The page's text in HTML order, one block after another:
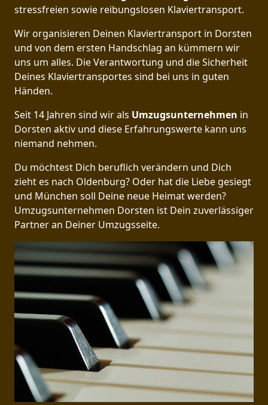
stressfreien sowie reibungslosen Klaviertransport.
Wir organisieren Deinen Klaviertransport in Dorsten
und von dem ersten Handschlag an kümmern wir
uns um alles. Die Verantwortung und die Sicherheit
Deines Klaviertransportes sind bei uns in guten
Händen.
Seit 14 Jahren sind wir als Umzugsunternehmen in
Dorsten aktiv und diese Erfahrungswerte kann uns
niemand nehmen.
Du möchtest Dich beruflich verändern und Dich
zieht es nach Oldenburg? Oder hat die Liebe gesiegt
und München soll Deine neue Heimat werden?
Umzugsunternehmen Dorsten ist Dein zuverlässiger
Partner an Deiner Umzugsseite.